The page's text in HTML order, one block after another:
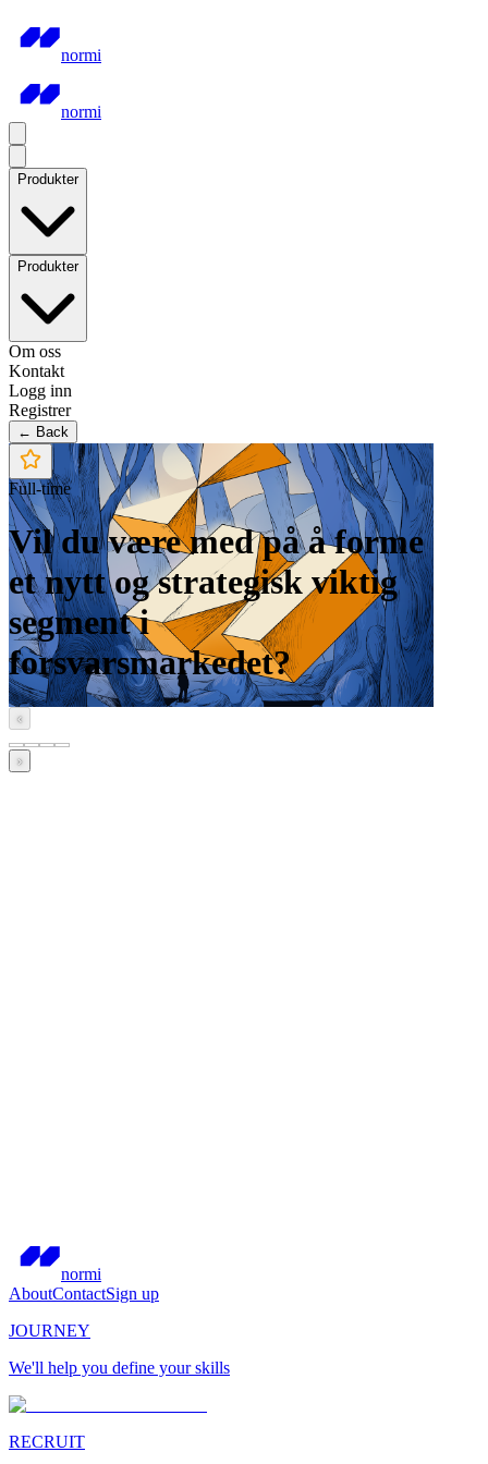
normi
normi
Produkter
Produkter
Om oss
Kontakt
Logg inn
Registrer
← Back
Full-time
Vil du være med på å forme
et nytt og strategisk viktig
segment i
forsvarsmarkedet?
‹
›
normi
AboutContactSign up
JOURNEY
We'll help you define your skills
RECRUIT